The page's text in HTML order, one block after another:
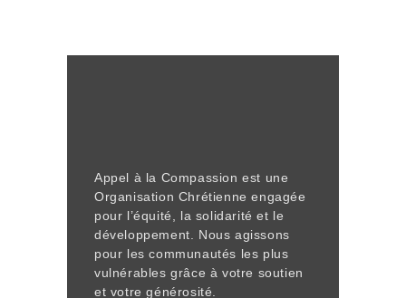
Appel à la Compassion est une
Organisation Chrétienne engagée
pour l’équité, la solidarité et le
développement. Nous agissons
pour les communautés les plus
vulnérables grâce à votre soutien
et votre générosité.